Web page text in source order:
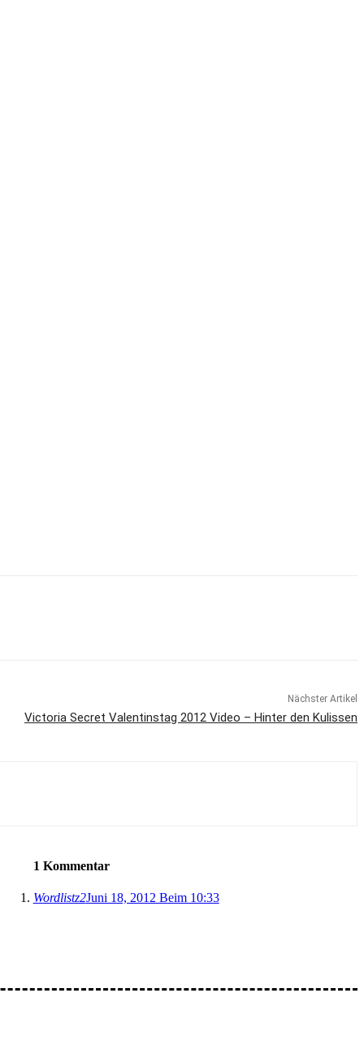
Nächster Artikel
Victoria Secret Valentinstag 2012 Video – Hinter den Kulissen
1 Kommentar
Wordlistz2Juni 18, 2012 Beim 10:33